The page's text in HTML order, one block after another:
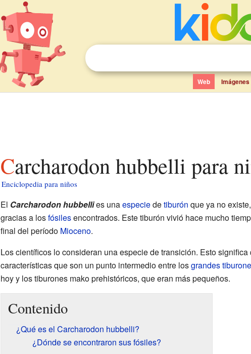
Web Imágenes
Carcharodon hubbelli para
Enciclopedia para niños
El Carcharodon hubbellies unaespeciedetiburón que ya no
gracias a losfósilesencontrados. Este tiburón vivió hace mucho
final del período Mioceno.
Los científicos lo consideran una especie de transición. Esto significa
características que son un punto intermedio entre losgrandes
hoy y los tiburones mako prehistóricos, que eran más pequeños.
Contenido
¿Qué es el Carcharodon hubbelli?
¿Dónde se encontraron sus fósiles?